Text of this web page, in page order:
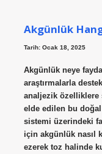
Akgünlük
Tarih: Ocak 18, 2025
Akgünlük neye
araştırmalarla
analjezik özelliklere
elde edilen bu
sistemi üzerindeki
için akgünlük nasıl
ezerek toz halinde